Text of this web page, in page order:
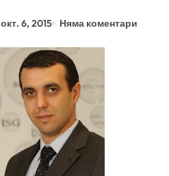
окт. 6, 2015 Няма коментари